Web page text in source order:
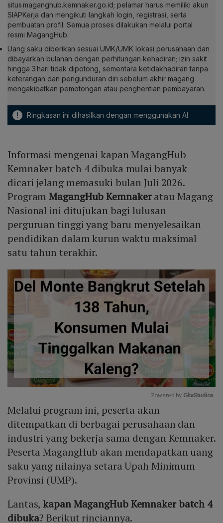
situs maganghub.kemnaker.go.id; pelamar harus memiliki akun
SIAPKerja dan mengikuti langkah login, registrasi, serta
pembuatan profil. Semua proses dilakukan melalui portal
resmi MagangHub.
Uang saku diberikan sesuai UMK/UMK lokasi perusahaan dan
dibayarkan bulanan dengan perhitungan kehadiran; izin sakit
hingga 3 hari tidak dipotong, sementara ketidakhadiran tanpa
keterangan dan pengunduran diri sebelum akhir magang
mengakibatkan pemotongan atau penghentian pembayaran.
! Ringkasan ini dihasilkan dengan menggunakan AI
Informasi mengenai kapan MagangHub
Kemnaker batch 4 dibuka mulai banyak
dicari jelang memasuki bulan Juli 2026.
ProgramMagangHubKemnakeratau Magang
Nasional ini ditujukan bagi lulusan
perguruan tinggi yang baru menyelesaikan
pendidikan dalam kurun waktu maksimal
satu tahun terakhir.
Powered by GliaStudios
Melalui program ini, peserta akan
ditempatkan di berbagai perusahaan dan
industri yang bekerja sama dengan Kemnaker.
Peserta MagangHub akan mendapatkan uang
saku yang nilainya setara Upah Minimum
Provinsi (UMP).
Lantas,kapanMagangHubKemnakerbatch 4
dibuka? Berikut rinciannya.